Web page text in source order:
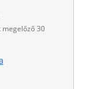
megelőző 30